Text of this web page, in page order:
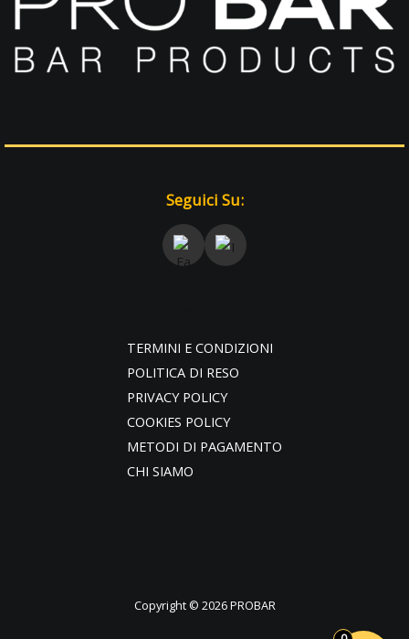
Seguici Su:
TERMINI E CONDIZIONI
POLITICA DI RESO
PRIVACY POLICY
COOKIES POLICY
METODI DI PAGAMENTO
CHI SIAMO
Copyright © 2026 PROBAR